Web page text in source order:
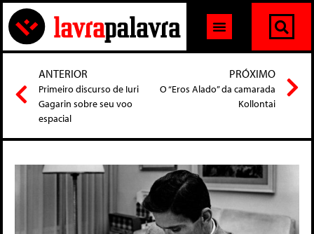
ANTERIOR
Primeiro discurso de Iuri
Gagarin sobre seu voo
espacial
PRÓXIMO
O “Eros Alado” da camarada
Kollontai